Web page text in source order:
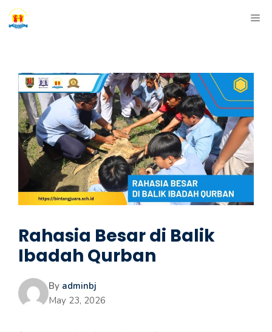
Skip
to
Rahasia Besar di Balik
Ibadah Qurban
By adminbj
May 23, 2026